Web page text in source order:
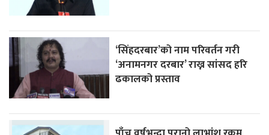
‘सिंहदरबार’को नाम परिवर्तन गरी
‘अनामनगर दरबार’ राख्न सांसद हरि
ढकालको प्रस्ताव